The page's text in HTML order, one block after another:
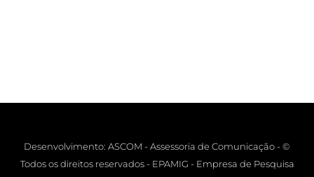
Desenvolvimento: ASCOM - Assessoria de Comunicação - ©
Todos os direitos reservados - EPAMIG - Empresa de Pesquisa